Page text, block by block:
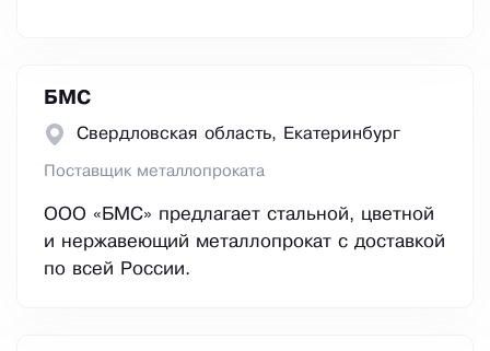
БМС
Свердловская область, Екатеринбург
Поставщик металлопроката
ООО «БМС» предлагает стальной, цветной
и нержавеющий металлопрокат с доставкой
по всей России.